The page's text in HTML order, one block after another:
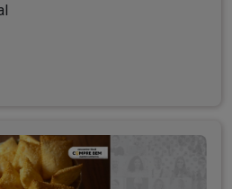
e comerciais.
mais!